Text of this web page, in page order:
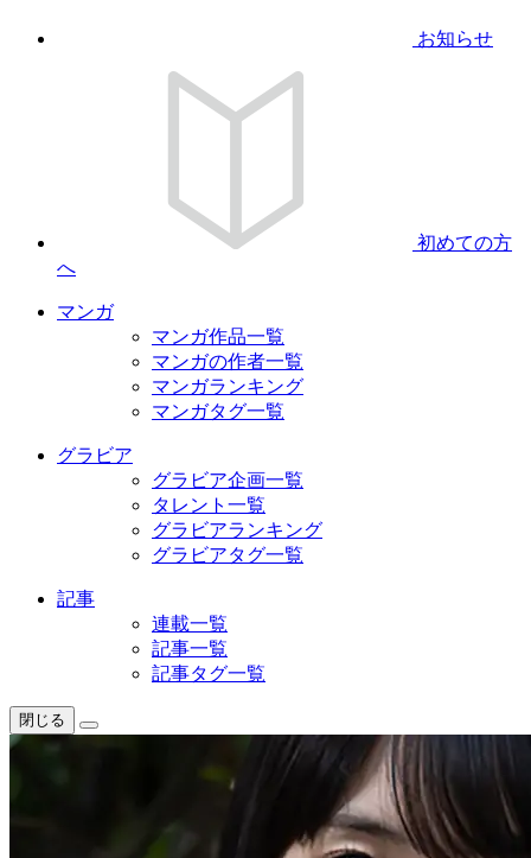
お知らせ
初めての方
へ
マンガ
マンガ作品一覧
マンガの作者一覧
マンガランキング
マンガタグ一覧
グラビア
グラビア企画一覧
タレント一覧
グラビアランキング
グラビアタグ一覧
記事
連載一覧
記事一覧
記事タグ一覧
閉じる